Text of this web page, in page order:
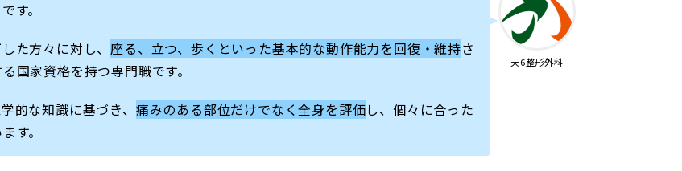
天6整形外科
す。
た方々に対し、座る、立つ、歩くといった基本的な動作能力を回復・維持さ
国家資格を持つ専門職です。
的な知識に基づき、 痛みのある部位だけでなく全身を評価し、個々に合った
す。